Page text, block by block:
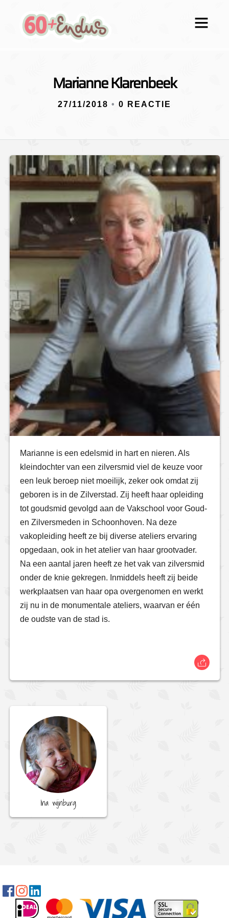
Marianne Klarenbeek
27/11/2018 • 0 REACTIE
Marianne is een edelsmid in hart en nieren. Als
kleindochter van een zilversmid viel de keuze voor
een leuk beroep niet moeilijk, zeker ook omdat zij
geboren is in de Zilverstad. Zij heeft haar opleiding
tot goudsmid gevolgd aan de Vakschool voor Goud-
en Zilversmeden in Schoonhoven. Na deze
vakopleiding heeft ze bij diverse ateliers ervaring
opgedaan, ook in het atelier van haar grootvader.
Na een aantal jaren heeft ze het vak van zilversmid
onder de knie gekregen. Inmiddels heeft zij beide
werkplaatsen van haar opa overgenomen en werkt
zij nu in de monumentale ateliers, waarvan er één
de oudste van de stad is.
Ina wijnburg